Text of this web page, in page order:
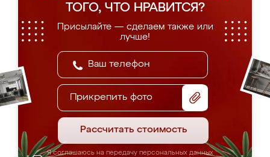
ТОГО, ЧТО НРАВИТСЯ?
Присылайте — сделаем также или
лучше!
Прикрепить фото
Рассчитать стоимость
Я соглашаюсь на передачу персональных данных